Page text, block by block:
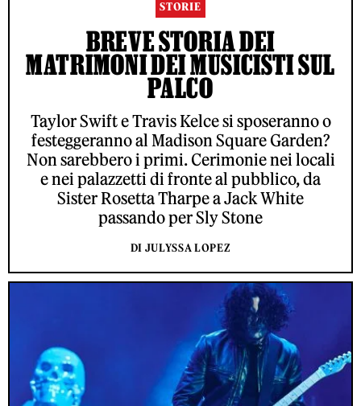
STORIE
BREVE STORIA DEI
MATRIMONI DEI MUSICISTI SUL
PALCO
Taylor Swift e Travis Kelce si sposeranno o
festeggeranno al Madison Square Garden?
Non sarebbero i primi. Cerimonie nei locali
e nei palazzetti di fronte al pubblico, da
Sister Rosetta Tharpe a Jack White
passando per Sly Stone
DI JULYSSA LOPEZ